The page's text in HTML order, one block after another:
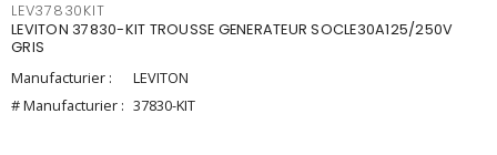
LEV37830KIT
LEVITON 37830-KIT TROUSSE GENERATEUR SOCLE30A125/250V
GRIS
Manufacturier :
LEVITON
# Manufacturier : 37830-KIT